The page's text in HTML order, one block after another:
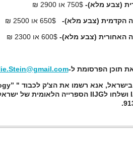
(צבע מלא)-750$ או 2900 ₪
הקדמית (צבע מלא)-
650$ או 2500 ₪
האחורית (צבע מלא)-600$ או 2300 ₪
תוכן הפרסומת ל-
אנא רשמו את הצ'ק לכבוד "
ושלחו לIIJG